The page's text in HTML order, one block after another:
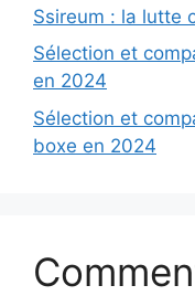
Ssireum : la lutte
Sélection et
en 2024
Sélection et
boxe en 2024